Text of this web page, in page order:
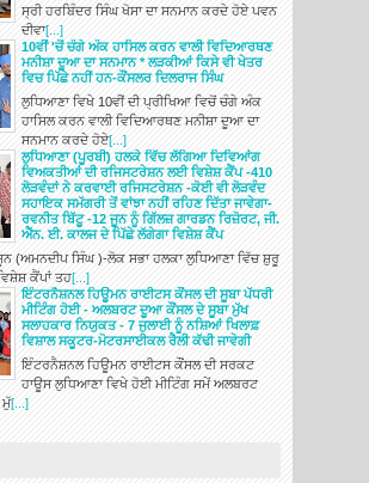
ਸ੍ਰੀ ਹਰਬਿੰਦਰ ਸਿੰਘ ਖੋਸਾ ਦਾ ਸਨਮਾਨ ਕਰਦੇ ਹੋਏ ਪਵਨ
ਦੀਵਾ[...]
10ਵੀਂ 'ਚੋਂ ਚੰਗੇ ਅੰਕ ਹਾਸਿਲ ਕਰਨ ਵਾਲੀ ਵਿਦਿਆਰਥਣ
ਮਨੀਸ਼ਾ ਦੂਆ ਦਾ ਸਨਮਾਨ * ਲੜਕੀਆਂ ਕਿਸੇ ਵੀ ਖੇਤਰ
ਵਿਚ ਪਿੱਛੇ ਨਹੀਂ ਹਨ-ਕੌਂਸਲਰ ਦਿਲਰਾਜ ਸਿੰਘ
ਲੁਧਿਆਣਾ ਵਿਖੇ 10ਵੀਂ ਦੀ ਪ੍ਰੀਖਿਆ ਵਿਚੋਂ ਚੰਗੇ ਅੰਕ
ਹਾਸਿਲ ਕਰਨ ਵਾਲੀ ਵਿਦਿਆਰਥਣ ਮਨੀਸ਼ਾ ਦੂਆ ਦਾ
ਸਨਮਾਨ ਕਰਦੇ ਹੋਏ[...]
ਲੁਧਿਆਣਾ (ਪੂਰਬੀ) ਹਲਕੇ ਵਿੱਚ ਲੱਗਿਆ ਦਿਵਿਆਂਗ
ਵਿਅਕਤੀਆਂ ਦੀ ਰਜਿਸਟਰੇਸ਼ਨ ਲਈ ਵਿਸ਼ੇਸ਼ ਕੈਂਪ -410
ਲੋੜਵੰਦਾਂ ਨੇ ਕਰਵਾਈ ਰਜਿਸਟਰੇਸ਼ਨ -ਕੋਈ ਵੀ ਲੋੜਵੰਦ
ਸਹਾਇਕ ਸਮੱਗਰੀ ਤੋਂ ਵਾਂਝਾ ਨਹੀਂ ਰਹਿਣ ਦਿੱਤਾ ਜਾਵੇਗਾ-
ਰਵਨੀਤ ਬਿੱਟੂ -12 ਜੂਨ ਨੂੰ ਗਿੱਲਜ਼ ਗਾਰਡਨ ਰਿਜ਼ੋਰਟ, ਜੀ.
ਐੱਨ. ਈ. ਕਾਲਜ ਦੇ ਪਿੱਛੇ ਲੱਗੇਗਾ ਵਿਸ਼ੇਸ਼ ਕੈਂਪ
(ਅਮਨਦੀਪ ਸਿੰਘ )-ਲੋਕ ਸਭਾ ਹਲਕਾ ਲੁਧਿਆਣਾ ਵਿੱਚ ਸ਼ੁਰੂ
ਕੈਂਪਾਂ ਤਹ[...]
ਇੰਟਰਨੈਸ਼ਨਲ ਹਿਊਮਨ ਰਾਈਟਸ ਕੌਂਸਲ ਦੀ ਸੂਬਾ ਪੱਧਰੀ
ਮੀਟਿੰਗ ਹੋਈ - ਅਲਬਰਟ ਦੂਆ ਕੌਂਸਲ ਦੇ ਸੂਬਾ ਮੁੱਖ
ਸਲਾਹਕਾਰ ਨਿਯੁਕਤ - 7 ਜੁਲਾਈ ਨੂੰ ਨਸ਼ਿਆਂ ਖਿਲਾਫ਼
ਵਿਸ਼ਾਲ ਸਕੂਟਰ-ਮੋਟਰਸਾਈਕਲ ਰੈਲੀ ਕੱਢੀ ਜਾਵੇਗੀ
ਇੰਟਰਨੈਸ਼ਨਲ ਹਿਊਮਨ ਰਾਈਟਸ ਕੌਂਸਲ ਦੀ ਸਰਕਟ
ਹਾਊਸ ਲੁਧਿਆਣਾ ਵਿਖੇ ਹੋਈ ਮੀਟਿੰਗ ਸਮੇਂ ਅਲਬਰਟ
ਮੁੱ[...]